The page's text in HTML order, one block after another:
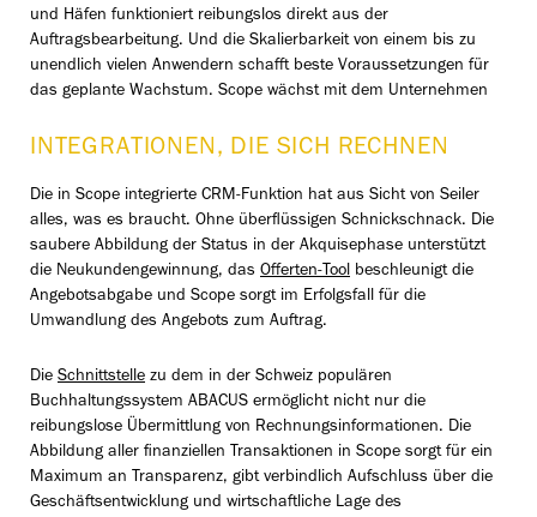
und Häfen funktioniert reibungslos direkt aus der
Auftragsbearbeitung. Und die Skalierbarkeit von einem bis zu
unendlich vielen Anwendern schafft beste Voraussetzungen für
das geplante Wachstum. Scope wächst mit dem Unternehmen
INTEGRATIONEN, DIE SICH RECHNEN
Die in Scope integrierte CRM-Funktion hat aus Sicht von Seiler
alles, was es braucht. Ohne überflüssigen Schnickschnack. Die
saubere Abbildung der Status in der Akquisephase unterstützt
die Neukundengewinnung, das Offerten-Tool beschleunigt die
Angebotsabgabe und Scope sorgt im Erfolgsfall für die
Umwandlung des Angebots zum Auftrag.
Die Schnittstelle zu dem in der Schweiz populären
Buchhaltungssystem ABACUS ermöglicht nicht nur die
reibungslose Übermittlung von Rechnungsinformationen. Die
Abbildung aller finanziellen Transaktionen in Scope sorgt für ein
Maximum an Transparenz, gibt verbindlich Aufschluss über die
Geschäftsentwicklung und wirtschaftliche Lage des